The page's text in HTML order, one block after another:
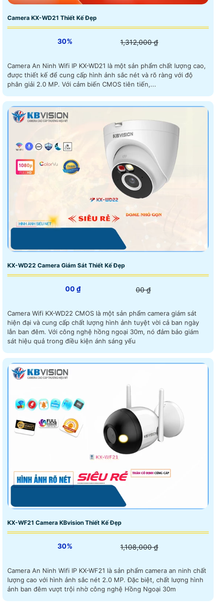
Camera KX-WD21 Thiết Kế Đẹp
30% 1,312,000 ₫
Camera An Ninh Wifi IP KX-WD21 là một sản phẩm chất lượng cao,
được thiết kế để cung cấp hình ảnh sắc nét và rõ ràng với độ
phân giải 2.0 MP. Với cảm biến CMOS tiên tiến,...
KX-WD22 Camera Giám Sát Thiết Kế Đẹp
00 ₫ 00 ₫
Camera Wifi KX-WD22 CMOS là một sản phẩm camera giám sát
hiện đại và cung cấp chất lượng hình ảnh tuyệt vời cả ban ngày
lẫn ban đêm. Với công nghệ hồng ngoại 30m, nó đảm bảo giám
sát hiệu quả trong điều kiện ánh sáng yếu
KX-WF21 Camera KBvision Thiết Kế Đẹp
30% 1,108,000 ₫
Camera An Ninh Wifi IP KX-WF21 là sản phẩm camera an ninh chất
lượng cao với hình ảnh sắc nét 2.0 MP. Đặc biệt, chất lượng hình
ảnh ban đêm vượt trội nhờ công nghệ Hồng Ngoại 30m